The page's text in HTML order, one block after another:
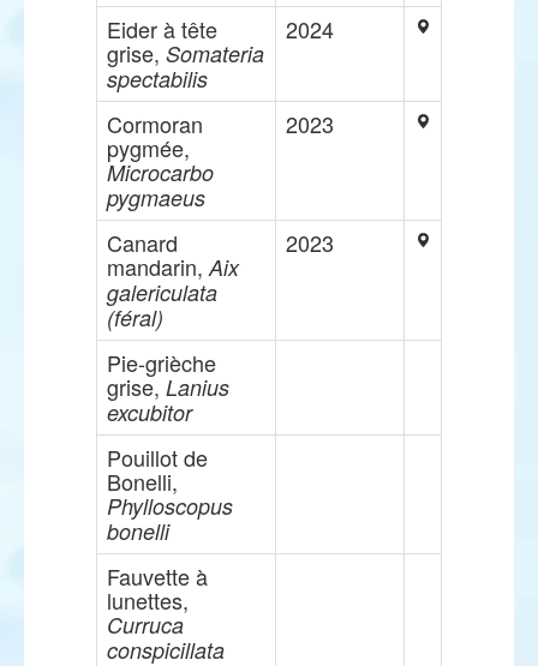
Eider à tête
grise, Somateria
spectabilis
2024
Cormoran
pygmée,
Microcarbo
pygmaeus
2023
Canard
mandarin, Aix
galericulata
(féral)
2023
Pie-grièche
grise, Lanius
excubitor
Pouillot de
Bonelli,
Phylloscopus
bonelli
Fauvette à
lunettes,
Curruca
conspicillata